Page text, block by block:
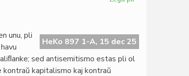
la
naturamika
Zamenhof-
HeKo 897 1-A, 15 dec 25
unu, pli
sed antisemitismo estas pli ol
kontraŭ kapitalismo kaj kontraŭ